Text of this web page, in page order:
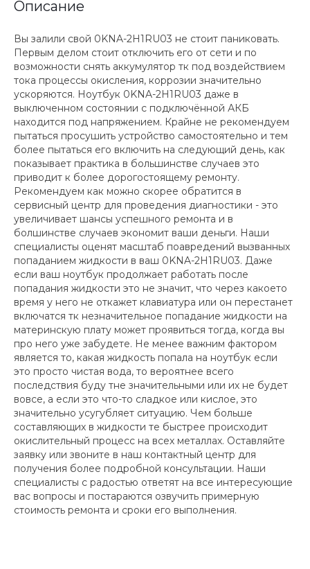
Описание
Вы залили свой 0KNA-2H1RU03 не стоит паниковать.
Первым делом стоит отключить его от сети и по
возможности снять аккумулятор тк под воздействием
тока процессы окисления, коррозии значительно
ускоряются. Ноутбук 0KNA-2H1RU03 даже в
выключенном состоянии с подключённой АКБ
находится под напряжением. Крайне не рекомендуем
пытаться просушить устройство самостоятельно и тем
более пытаться его включить на следующий день, как
показывает практика в большинстве случаев это
приводит к более дорогостоящему ремонту.
Рекомендуем как можно скорее обратится в
сервисный центр для проведения диагностики - это
увеличивает шансы успешного ремонта и в
болшинстве случаев экономит ваши деньги. Наши
специалисты оценят масштаб поавредений вызванных
попаданием жидкости в ваш 0KNA-2H1RU03. Даже
если ваш ноутбук продолжает работать после
попадания жидкости это не значит, что через какоето
время у него не откажет клавиатура или он перестанет
включатся тк незначительное попадание жидкости на
материнскую плату может проявиться тогда, когда вы
про него уже забудете. Не менее важним фактором
является то, какая жидкость попала на ноутбук если
это просто чистая вода, то вероятнее всего
последствия буду тне значительными или их не будет
вовсе, а если это что-то сладкое или кислое, это
значительно усугубляет ситуацию. Чем больше
составляющих в жидкости те быстрее происходит
окислительный процесс на всех металлах. Оставляйте
заявку или звоните в наш контактный центр для
получения более подробной консультации. Наши
специалисты с радостью ответят на все интересующие
вас вопросы и постараются озвучить примерную
стоимость ремонта и сроки его выполнения.